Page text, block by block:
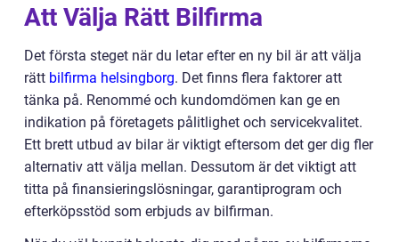
Att Välja Rätt Bilfirma
Det första steget när du letar efter en ny bil är att välja
rätt bilfirma helsingborg. Det finns flera faktorer att
tänka på. Renommé och kundomdömen kan ge en
indikation på företagets pålitlighet och servicekvalitet.
Ett brett utbud av bilar är viktigt eftersom det ger dig fler
alternativ att välja mellan. Dessutom är det viktigt att
titta på finansieringslösningar, garantiprogram och
efterköpsstöd som erbjuds av bilfirman.